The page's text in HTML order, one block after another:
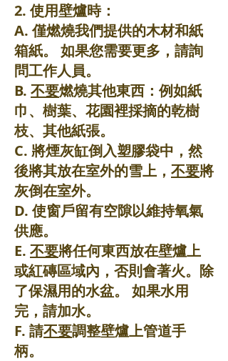
2. 使用壁爐時：
A. 僅燃燒我們提供的木材和紙
箱紙。 如果您需要更多，請詢
問工作人員。
B. 不要燃燒其他東西：例如紙
巾、樹葉、花園裡採摘的乾樹
枝、其他紙張。
C. 將煙灰缸倒入塑膠袋中，然
後將其放在室外的雪上， 不要將
灰倒在室外。
D. 使窗戶留有空隙以維持氧氣
供應。
E. 不要將任何東西放在壁爐上
或紅磚區域內，否則會著火。除
了保濕用的水盆。 如果水用
完，請加水。
F. 請不要調整壁爐上管道手
柄。